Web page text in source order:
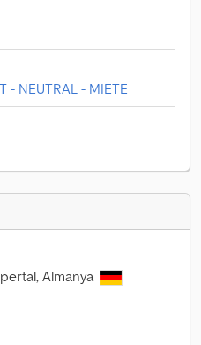
- NEUTRAL - MIETE
Almanya